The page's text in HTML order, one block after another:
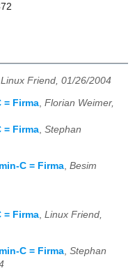
Linux Friend, 01/26/2004
= Firma, Florian Weimer,
= Firma, Stephan
C = Firma Besim
= Firma, Linux Friend,
C = Firma Stephan